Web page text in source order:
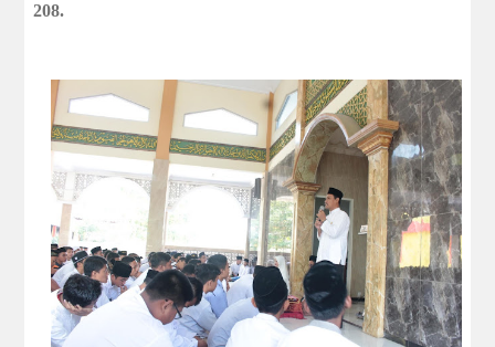
208.